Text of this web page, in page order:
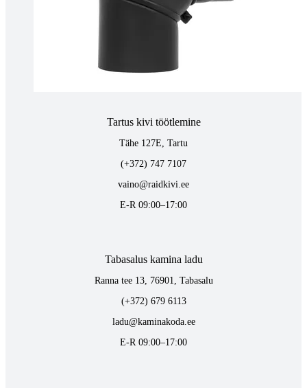
Pärnu mnt. 139E/2, 11317, Tallinn
(+372) 677 6977
E-R 10:00-18:30
Tartus kivi töötlemine
Tähe 127E, Tartu
(+372) 747 7107
vaino@raidkivi.ee
E-R 09:00–17:00
Tabasalus kamina ladu
Ranna tee 13, 76901, Tabasalu
(+372) 679 6113
ladu@kaminakoda.ee
E-R 09:00–17:00